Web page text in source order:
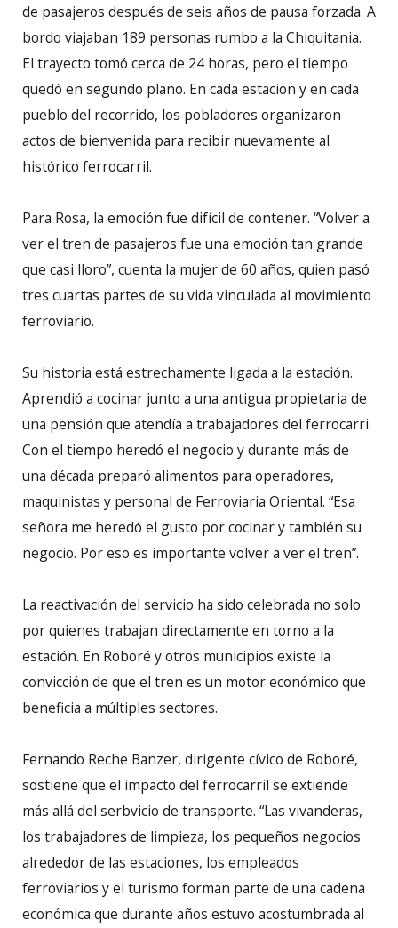
de pasajeros después de seis años de pausa forzada. A
bordo viajaban 189 personas rumbo a la Chiquitania.
El trayecto tomó cerca de 24 horas, pero el tiempo
quedó en segundo plano. En cada estación y en cada
pueblo del recorrido, los pobladores organizaron
actos de bienvenida para recibir nuevamente al
histórico ferrocarril.
Para Rosa, la emoción fue difícil de contener. “Volver a
ver el tren de pasajeros fue una emoción tan grande
que casi lloro”, cuenta la mujer de 60 años, quien pasó
tres cuartas partes de su vida vinculada al movimiento
ferroviario.
Su historia está estrechamente ligada a la estación.
Aprendió a cocinar junto a una antigua propietaria de
una pensión que atendía a trabajadores del ferrocarri.
Con el tiempo heredó el negocio y durante más de
una década preparó alimentos para operadores,
maquinistas y personal de Ferroviaria Oriental. “Esa
señora me heredó el gusto por cocinar y también su
negocio. Por eso es importante volver a ver el tren”.
La reactivación del servicio ha sido celebrada no solo
por quienes trabajan directamente en torno a la
estación. En Roboré y otros municipios existe la
convicción de que el tren es un motor económico que
beneficia a múltiples sectores.
Fernando Reche Banzer, dirigente cívico de Roboré,
sostiene que el impacto del ferrocarril se extiende
más allá del serbvicio de transporte. “Las vivanderas,
los trabajadores de limpieza, los pequeños negocios
alrededor de las estaciones, los empleados
ferroviarios y el turismo forman parte de una cadena
económica que durante años estuvo acostumbrada al